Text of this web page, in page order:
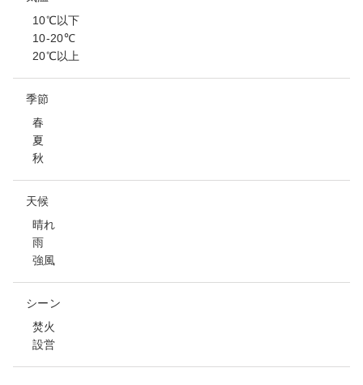
10℃以下
10-20℃
20℃以上
季節
春
夏
秋
天候
晴れ
雨
強風
シーン
焚火
設営